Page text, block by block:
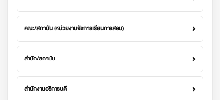
คณะ/สถาบัน (หน่วยงานจัดการเรียนการสอน)
สำนัก/สถาบัน
สำนักงานอธิการบดี